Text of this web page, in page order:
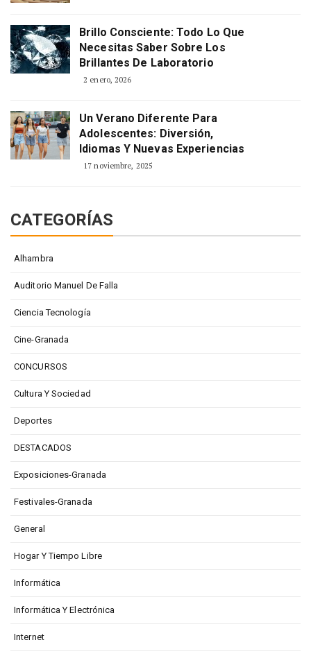
Brillo Consciente: Todo Lo Que
Necesitas Saber Sobre Los
Brillantes De Laboratorio
2 enero, 2026
Un Verano Diferente Para
Adolescentes: Diversión,
Idiomas Y Nuevas Experiencias
17 noviembre, 2025
CATEGORÍAS
Alhambra
Auditorio Manuel De Falla
Ciencia Tecnología
Cine-Granada
CONCURSOS
Cultura Y Sociedad
Deportes
DESTACADOS
Exposiciones-Granada
Festivales-Granada
General
Hogar Y Tiempo Libre
Informática
Informática Y Electrónica
Internet